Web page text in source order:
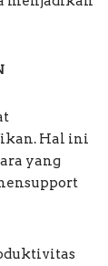
Hal ini
yang